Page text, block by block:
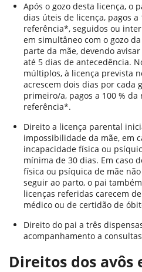
Após o gozo desta licença, o
dias úteis de licença, pagos
referência*, seguidos ou
em simultâneo com o gozo
parte da mãe, devendo
até 5 dias de antecedência.
múltiplos, à licença prevista
acrescem dois dias por cada
primeiro/a, pagos a 100 %
referência*.
Direito a licença parental
impossibilidade da mãe, em
incapacidade física ou
mínima de 30 dias. Em caso
física ou psíquica de mãe
seguir ao parto, o pai
licenças referidas carecem
médico ou de certidão de
Direito do pai a três
acompanhamento a
Direitos dos avôs